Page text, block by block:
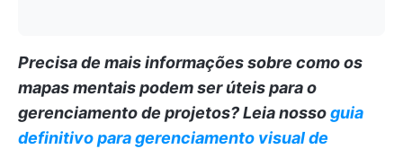
Precisa de mais informações sobre como os
mapas mentais podem ser úteis para o
gerenciamento de projetos?Leia nossoguia
definitivo para gerenciamento visual de